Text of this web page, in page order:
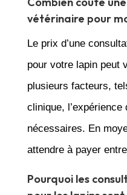
vétérinaire pour
Le prix d’une
pour votre lapin peut
plusieurs facteurs,
clinique,
nécessaires. En
attendre à payer
Pourquoi les